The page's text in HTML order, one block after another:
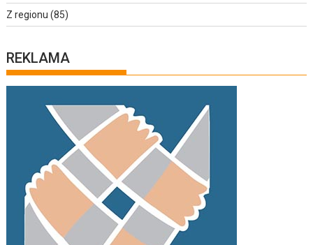
Z regionu (85)
REKLAMA